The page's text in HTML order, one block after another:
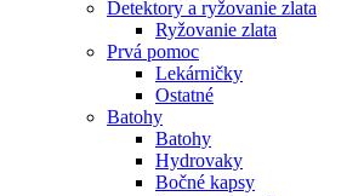
Detektory a ryžovanie zlata
Ryžovanie zlata
Prvá pomoc
Lekárničky
Ostatné
Batohy
Batohy
Hydrovaky
Bočné kapsy